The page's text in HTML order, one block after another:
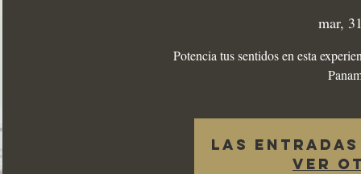
mar,
Potencia tus sentidos en esta
Las
Ver